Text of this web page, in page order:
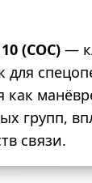
(СОС) —
для
как
групп,
связи.